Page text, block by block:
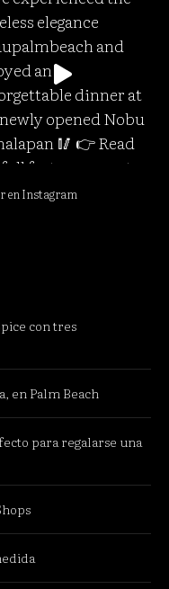
en Instagram
con tres
en Palm Beach
para regalarse una